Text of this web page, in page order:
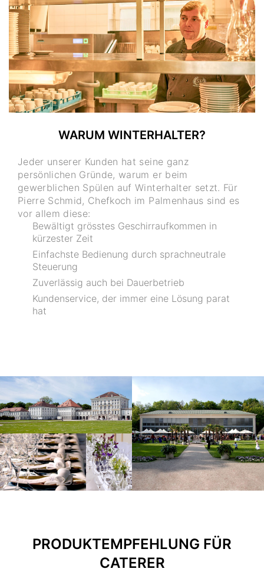
WARUM WINTERHALTER?
Jeder unserer Kunden hat seine ganz
persönlichen Gründe, warum er beim
gewerblichen Spülen auf Winterhalter setzt. Für
Pierre Schmid, Chefkoch im Palmenhaus sind es
vor allem diese:
Bewältigt grösstes Geschirraufkommen in
kürzester Zeit
Einfachste Bedienung durch sprachneutrale
Steuerung
Zuverlässig auch bei Dauerbetrieb
Kundenservice, der immer eine Lösung parat
hat
PRODUKTEMPFEHLUNG FÜR
CATERER